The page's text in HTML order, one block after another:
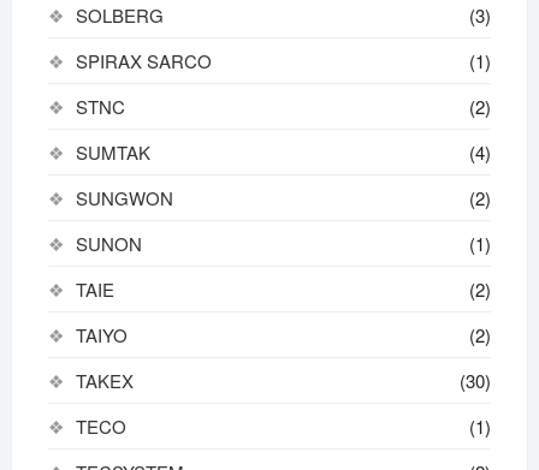
SOLBERG
(3)
SPIRAX SARCO
(1)
STNC
(2)
SUMTAK
(4)
SUNGWON
(2)
SUNON
(1)
TAIE
(2)
TAIYO
(2)
TAKEX
(30)
TECO
(1)